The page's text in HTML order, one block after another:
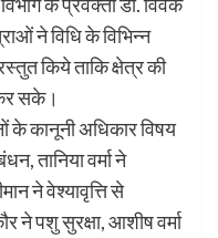
ने विधि के विभिन्न
किये ताकि क्षेत्र की
कर सके।
के कानूनी अधिकार विषय
तानिया वर्मा ने
ने वेश्यावृत्ति से
ने पशु सुरक्षा, आशीष वर्मा